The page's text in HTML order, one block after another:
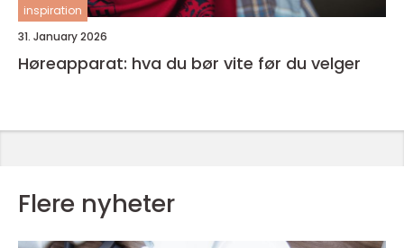
inspiration
31. January 2026
Høreapparat: hva du bør vite før du velger
Flere nyheter